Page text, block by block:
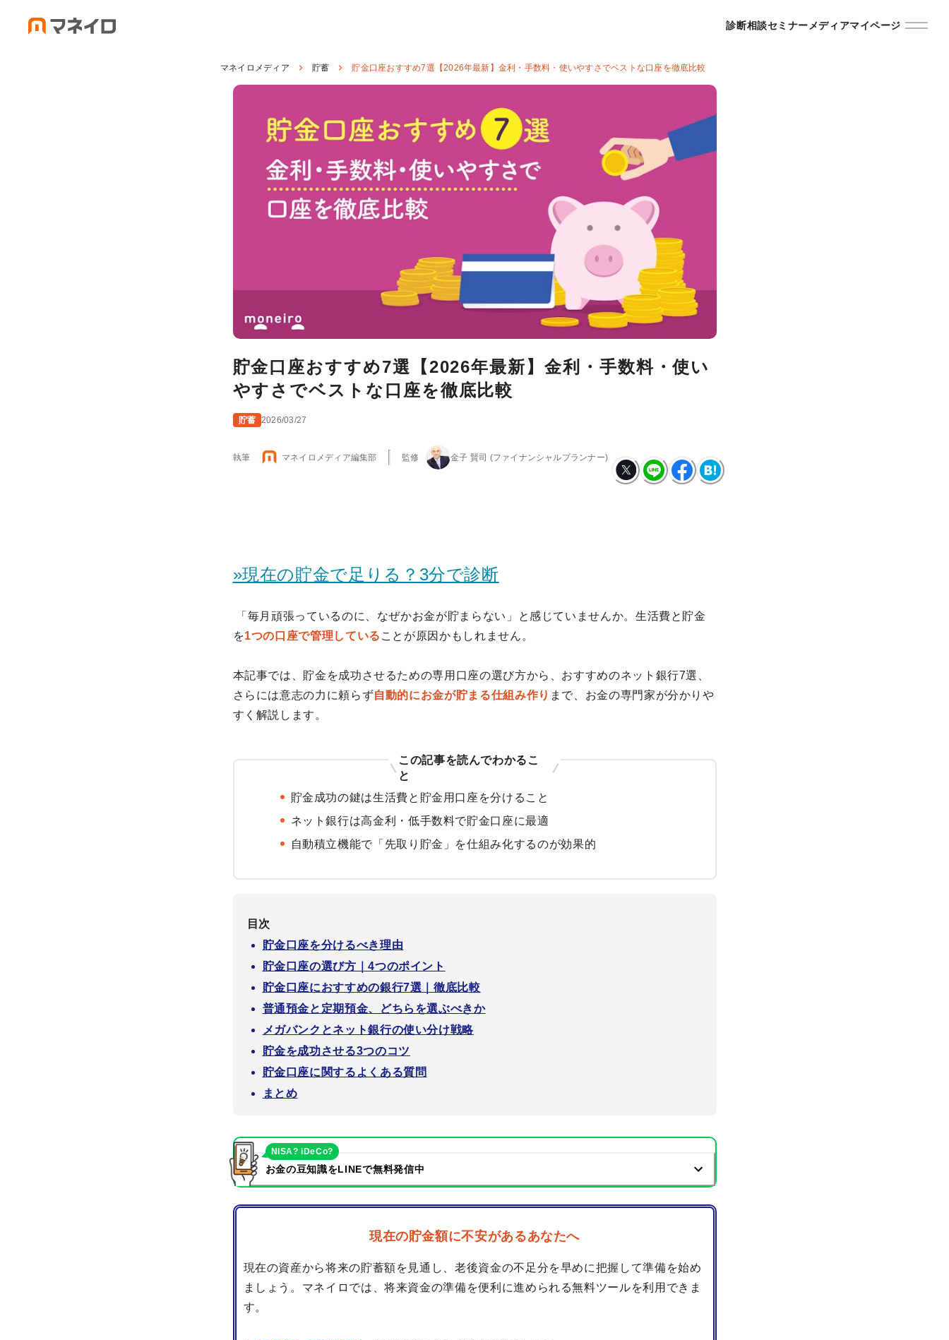
診断相談セミナーメディアマイページ
マネイロメディア 貯蓄 貯金口座おすすめ7選【2026年最新】金利・手数料・使いやすさでベストな口座を徹底比較
貯金口座おすすめ7選【2026年最新】金利・手数料・使い
やすさでベストな口座を徹底比較
貯蓄 2026/03/27
執筆 マネイロメディア編集部 監修 金子 賢司 (ファイナンシャルプランナー)
»現在の貯金で足りる？3分で診断
「毎月頑張っているのに、なぜかお金が貯まらない」と感じていませんか。生活費と貯金
を1つの口座で管理している ことが原因かもしれません。
本記事では、貯金を成功させるための専用口座の選び方から、おすすめのネット銀行7選、
さらには意志の力に頼らず自動的にお金が貯まる仕組み作り まで、お金の専門家が分かりや
すく解説します。
この記事を読んでわかるこ
と
貯金成功の鍵は生活費と貯金用口座を分けること
ネット銀行は高金利・低手数料で貯金口座に最適
自動積立機能で「先取り貯金」を仕組み化するのが効果的
目次
貯金口座を分けるべき理由
貯金口座の選び方｜4つのポイント
貯金口座におすすめの銀行7選｜徹底比較
普通預金と定期預金、どちらを選ぶべきか
メガバンクとネット銀行の使い分け戦略
貯金を成功させる3つのコツ
貯金口座に関するよくある質問
まとめ
お金の豆知識をLINEで無料発信中
NISA? iDeCo?
現在の貯金額に不安があるあなたへ
現在の資産から将来の貯蓄額を見通し、老後資金の不足分を早めに把握して準備を始め
ましょう。マネイロでは、将来資金の準備を便利に進められる無料ツールを利用できま
す。